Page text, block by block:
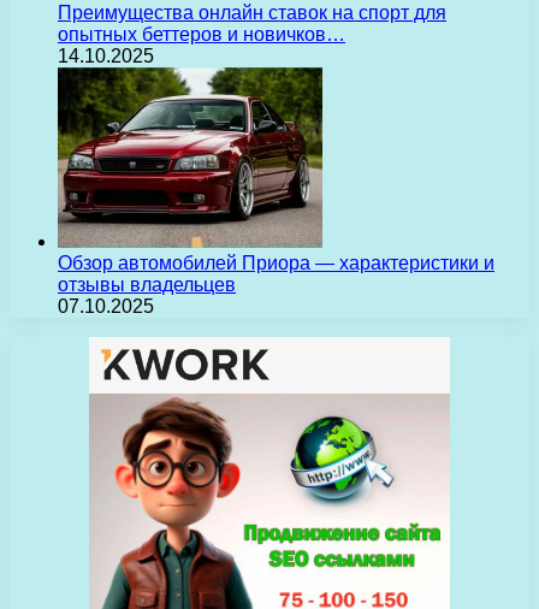
Преимущества онлайн ставок на спорт для
опытных беттеров и новичков…
14.10.2025
Обзор автомобилей Приора — характеристики и
отзывы владельцев
07.10.2025